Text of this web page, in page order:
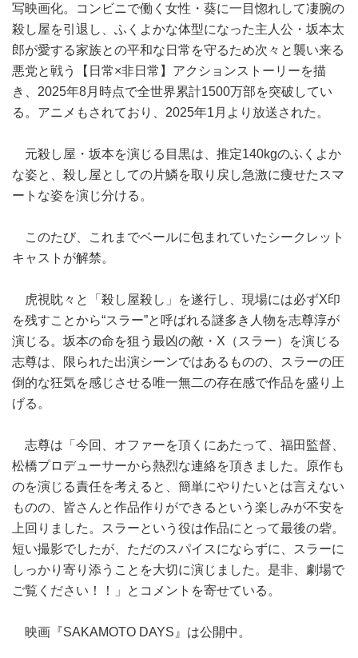
写映画化。コンビニで働く女性・葵に一目惚れして凄腕の
殺し屋を引退し、ふくよかな体型になった主人公・坂本太
郎が愛する家族との平和な日常を守るため次々と襲い来る
悪党と戦う【日常×非日常】アクションストーリーを描
き、2025年8月時点で全世界累計1500万部を突破してい
る。アニメもされており、2025年1月より放送された。
元殺し屋・坂本を演じる目黒は、推定140kgのふくよか
な姿と、殺し屋としての片鱗を取り戻し急激に痩せたスマ
ートな姿を演じ分ける。
このたび、これまでベールに包まれていたシークレット
キャストが解禁。
虎視眈々と「殺し屋殺し」を遂行し、現場には必ずX印
を残すことから“スラー”と呼ばれる謎多き人物を志尊淳が
演じる。坂本の命を狙う最凶の敵・X（スラー）を演じる
志尊は、限られた出演シーンではあるものの、スラーの圧
倒的な狂気を感じさせる唯一無二の存在感で作品を盛り上
げる。
志尊は「今回、オファーを頂くにあたって、福田監督、
松橋プロデューサーから熱烈な連絡を頂きました。原作も
のを演じる責任を考えると、簡単にやりたいとは言えない
ものの、皆さんと作品作りができるという楽しみが不安を
上回りました。スラーという役は作品にとって最後の砦。
短い撮影でしたが、ただのスパイスにならずに、スラーに
しっかり寄り添うことを大切に演じました。是非、劇場で
ご覧ください！！」とコメントを寄せている。
映画『SAKAMOTO DAYS』は公開中。